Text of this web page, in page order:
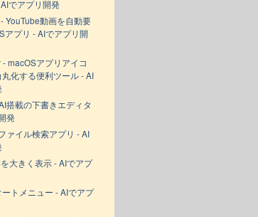
でアプリ開発
YouTube動画を自動要
アプリ - AIでアプリ開
macOSアプリアイコ
化する便利ツール - AI
搭載の下書きエディタ
発
ァイル検索アプリ - AI
大きく表示 - AIでアプ
トメニュー - AIでアプ